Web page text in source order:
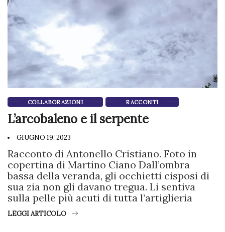
COLLABORAZIONI RACCONTI
L’arcobaleno e il serpente
GIUGNO 19, 2023
Racconto di Antonello Cristiano. Foto in
copertina di Martino Ciano Dall’ombra
bassa della veranda, gli occhietti cisposi di
sua zia non gli davano tregua. Li sentiva
sulla pelle più acuti di tutta l’artiglieria
LEGGI ARTICOLO